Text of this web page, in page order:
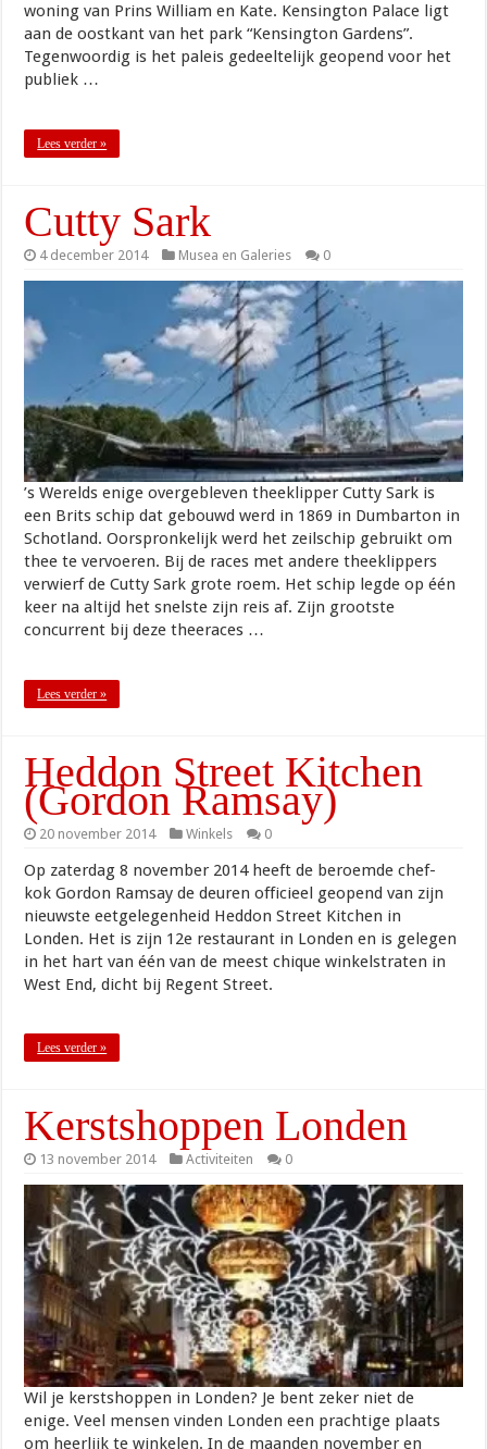
woning van Prins William en Kate. Kensington Palace ligt
aan de oostkant van het park “Kensington Gardens”.
Tegenwoordig is het paleis gedeeltelijk geopend voor het
publiek …
Lees verder »
Cutty Sark
4 december 2014 Musea en Galeries 0
’s Werelds enige overgebleven theeklipper Cutty Sark is
een Brits schip dat gebouwd werd in 1869 in Dumbarton in
Schotland. Oorspronkelijk werd het zeilschip gebruikt om
thee te vervoeren. Bij de races met andere theeklippers
verwierf de Cutty Sark grote roem. Het schip legde op één
keer na altijd het snelste zijn reis af. Zijn grootste
concurrent bij deze theeraces …
Lees verder »
Heddon Street Kitchen
(Gordon Ramsay)
20 november 2014 Winkels 0
Op zaterdag 8 november 2014 heeft de beroemde chef-
kok Gordon Ramsay de deuren officieel geopend van zijn
nieuwste eetgelegenheid Heddon Street Kitchen in
Londen. Het is zijn 12e restaurant in Londen en is gelegen
in het hart van één van de meest chique winkelstraten in
West End, dicht bij Regent Street.
Lees verder »
Kerstshoppen Londen
13 november 2014 Activiteiten 0
Wil je kerstshoppen in Londen? Je bent zeker niet de
enige. Veel mensen vinden Londen een prachtige plaats
om heerlijk te winkelen. In de maanden november en